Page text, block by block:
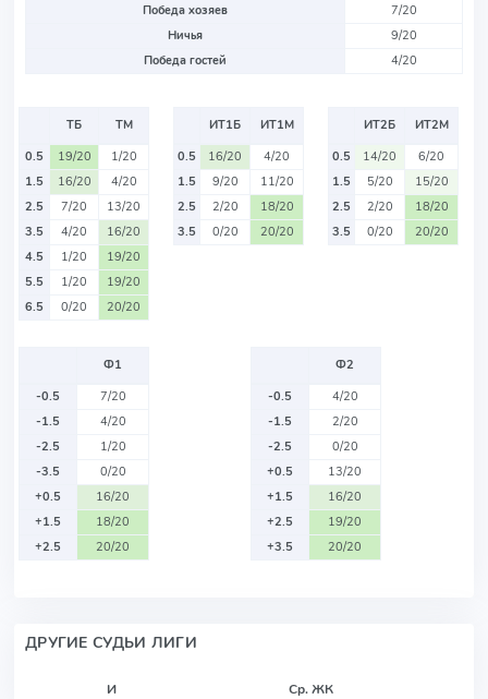
Победа хозяев
7/20
Ничья
9/20
Победа гостей
4/20
ТБ
ТМ
0.5
19/20
1/20
1.5
16/20
4/20
2.5
7/20
13/20
3.5
4/20
16/20
4.5
1/20
19/20
5.5
1/20
19/20
6.5
0/20 20/20
ИТ1Б
ИТ1М
0.5
16/20
4/20
1.5
9/20
11/20
2.5
2/20
18/20
3.5
0/20 20/20
ИТ2Б
ИТ2М
0.5
14/20
6/20
1.5
5/20
15/20
2.5
2/20
18/20
3.5
0/20 20/20
Ф1
-0.5
7/20
-1.5
4/20
-2.5
1/20
-3.5
0/20
+0.5
16/20
+1.5
18/20
+2.5
20/20
Ф2
-0.5
4/20
-1.5
2/20
-2.5
0/20
+0.5
13/20
+1.5
16/20
+2.5
19/20
+3.5
20/20
ДРУГИЕ СУДЬИ ЛИГИ
И Ср. ЖК